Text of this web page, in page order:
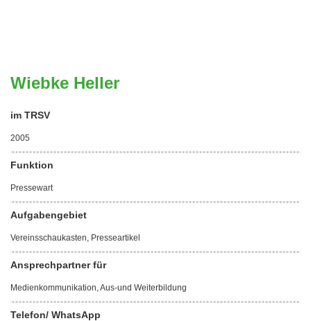
Wiebke Heller
im TRSV
2005
Funktion
Pressewart
Aufgabengebiet
Vereinsschaukasten, Presseartikel
Ansprechpartner für
Medienkommunikation, Aus-und Weiterbildung
Telefon/ WhatsApp